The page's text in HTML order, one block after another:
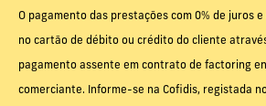
O pagamento das prestações com 0% de juros
no cartão de débito ou crédito do cliente
pagamento assente em contrato de factoring
comerciante. Informe-se na Cofidis, registada